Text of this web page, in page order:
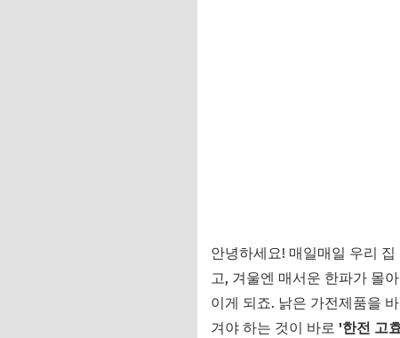
안녕하세요! 매일매일 우리
고, 겨울엔 매서운 한파가 몰
이게 되죠. 낡은 가전제품을
겨야 하는 것이 바로 '한전 고